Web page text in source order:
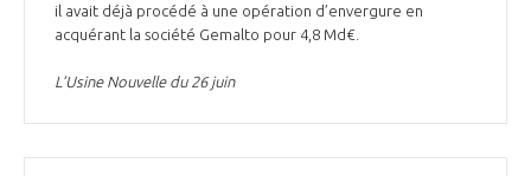
LA MÉDIATION AU-DELÀ DE LA FILIÈRE AÉRONAUTIQUE ET SPATIALE
PRENDRE CONTACT AVEC LE MÉDIATEUR DE LA FILIÈRE
LES ENJEUX
LES PUBLICATIONS
il avait déjà procédé à une opération d’envergure en
acquérant la société Gemalto pour 4,8 Md€.
L’Usine Nouvelle du 26 juin